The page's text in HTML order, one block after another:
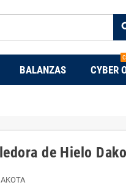
BALANZAS CYBER
de Hielo